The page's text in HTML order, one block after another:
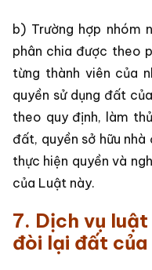
b) Trường hợp nhóm
phân chia được theo
từng thành viên của
quyền sử dụng đất
theo quy định, làm
đất, quyền sở hữu
thực hiện quyền và
của Luật này.
7. Dịch vụ
đòi lại đất